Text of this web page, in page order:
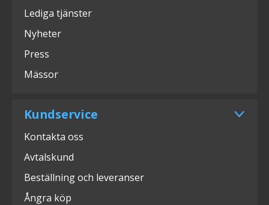
Lediga tjänster
Nyheter
Press
Mässor
Kundservice
Kontakta oss
Avtalskund
Beställning och leveranser
Ångra köp